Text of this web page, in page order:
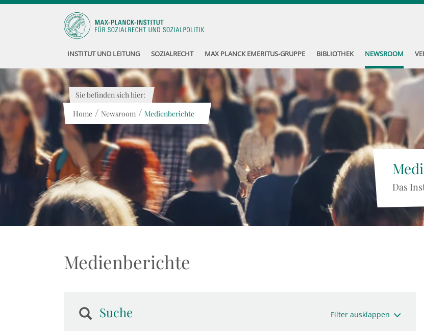
INSTITUT UND LEITUNG SOZIALRECHT MAX PLANCK EMERITUS-GRUPPE BIBLIOTHEK NEWSROOM
Das
Sie befinden sich hier:
Home / Newsroom / Medienberichte
Medienberichte
Suche Filter ausklappen